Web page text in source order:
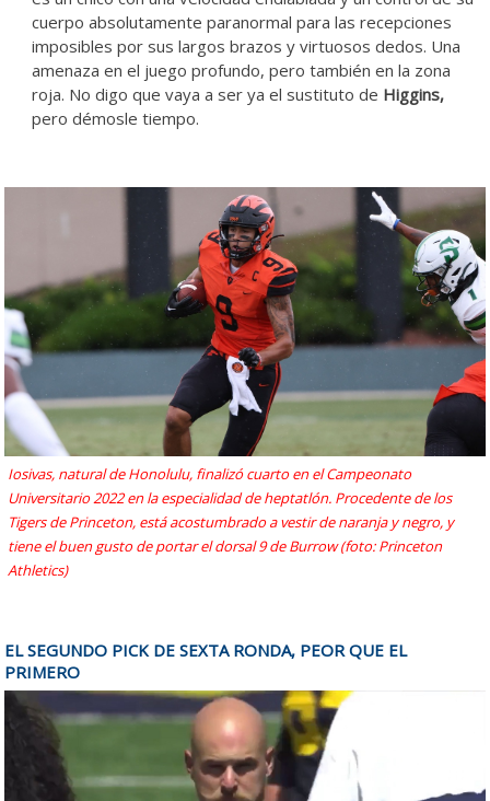
cuerpo absolutamente paranormal para las recepciones
imposibles por sus largos brazos y virtuosos dedos. Una
amenaza en el juego profundo, pero también en la zona
roja. No digo que vaya a ser ya el sustituto de Higgins,
pero démosle tiempo.
Iosivas, natural de Honolulu, finalizó cuarto en el Campeonato
Universitario 2022 en la especialidad de heptatlón. Procedente de los
Tigers de Princeton, está acostumbrado a vestir de naranja y negro, y
tiene el buen gusto de portar el dorsal 9 de Burrow (foto: Princeton
Athletics)
EL SEGUNDO PICK DE SEXTA RONDA, PEOR QUE EL
PRIMERO